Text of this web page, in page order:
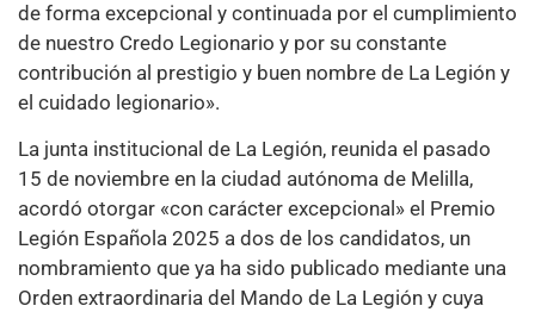
de forma excepcional y continuada por el cumplimiento
de nuestro Credo Legionario y por su constante
contribución al prestigio y buen nombre de La Legión y
el cuidado legionario».
La junta institucional de La Legión, reunida el pasado
15 de noviembre en la ciudad autónoma de Melilla,
acordó otorgar «con carácter excepcional» el Premio
Legión Española 2025 a dos de los candidatos, un
nombramiento que ya ha sido publicado mediante una
Orden extraordinaria del Mando de La Legión y cuya